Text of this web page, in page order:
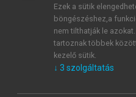
veszem és elfogadom.
Általános vásárlási
mersz.huoldalak
tudomásul veszem és
Ezek a sütik
böngészéshez,a
nem tilthatják le
tartoznak többek
kezelő sütik.
↓ 3 szolgáltatás